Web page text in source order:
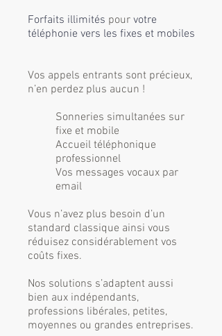
Vos appels entrants sont précieux,
n’en perdez plus aucun !
Sonneries simultanées sur
fixe et mobile
Accueil téléphonique
professionnel
Vos messages vocaux par
email
Vous n’avez plus besoin d’un
standard classique ainsi vous
réduisez considérablement vos
coûts fixes.
Nos solutions s’adaptent aussi
bien aux indépendants,
professions libérales, petites,
moyennes ou grandes entreprises.
Forfaits illimités pour votre
téléphonie vers les fixes et mobiles